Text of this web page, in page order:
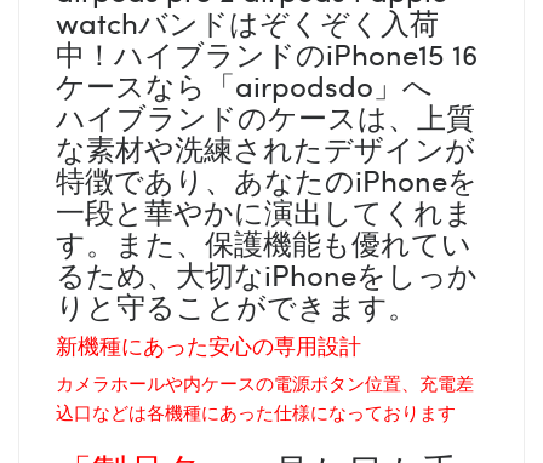
watchバンドはぞくぞく入荷
中！ハイブランドのiPhone15 16
ケースなら「airpodsdo」へ
ハイブランドのケースは、上質
な素材や洗練されたデザインが
特徴であり、あなたのiPhoneを
一段と華やかに演出してくれま
す。また、保護機能も優れてい
るため、大切なiPhoneをしっか
りと守ることができます。
新機種にあった安心の専用設計
カメラホールや内ケースの電源ボタン位置、充電差
込口などは各機種にあった仕様になっております